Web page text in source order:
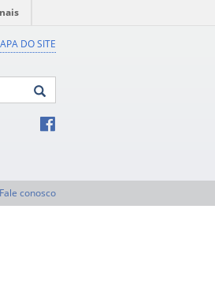
DO SITE
Fale conosco